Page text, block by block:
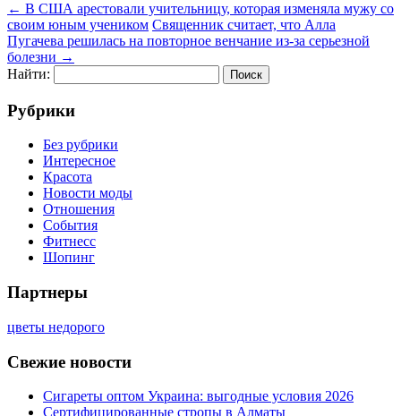
← В США арестовали учительницу, которая изменяла мужу со
своим юным учеником Священник считает, что Алла
Пугачева решилась на повторное венчание из-за серьезной
болезни →
Найти:
Рубрики
Без рубрики
Интересное
Красота
Новости моды
Отношения
События
Фитнесс
Шопинг
Партнеры
цветы недорого
Свежие новости
Сигареты оптом Украина: выгодные условия 2026
Сертифицированные стропы в Алматы